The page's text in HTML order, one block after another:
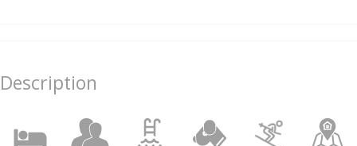
Description